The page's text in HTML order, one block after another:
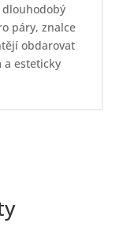
páry, znalce
obdarovat
esteticky